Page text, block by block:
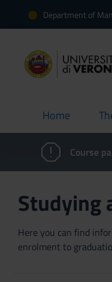
Department of
Home
current
Course
Studying
Here you can find
enrolment to